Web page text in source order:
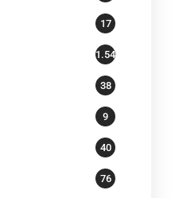
17
1.541
38
9
40
76